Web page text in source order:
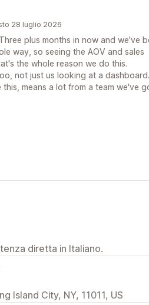
28 luglio 2026
plus months in now and we've
way, so seeing the AOV and sales
the whole reason we do this.
not just us looking at a dashboard.
means a lot from a team we've
diretta in Italiano.
Island City, NY, 11011, US